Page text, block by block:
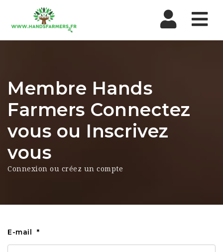
Membre Hands
Farmers Connectez
vous ou Inscrivez
vous
Connexion ou créez un compte
E-mail